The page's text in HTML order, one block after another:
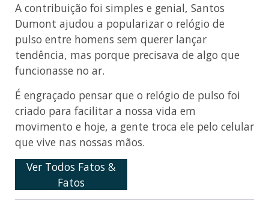
A contribuição foi simples e genial, Santos
Dumont ajudou a popularizar o relógio de
pulso entre homens sem querer lançar
tendência, mas porque precisava de algo que
funcionasse no ar.
É engraçado pensar que o relógio de pulso foi
criado para facilitar a nossa vida em
movimento e hoje, a gente troca ele pelo celular
que vive nas nossas mãos.
Ver Todos Fatos &
Fatos